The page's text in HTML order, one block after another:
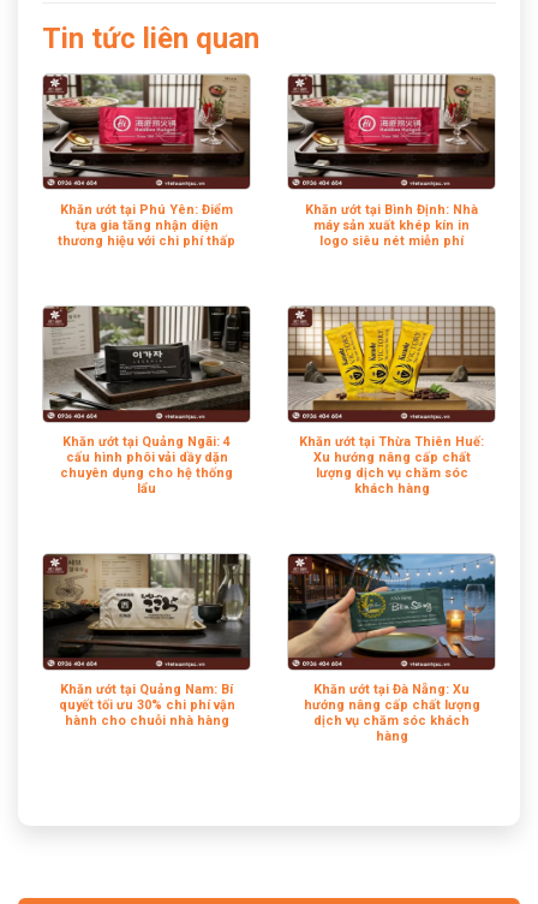
Tin tức liên quan
Khăn ướt tại Phú Yên: Điểm
tựa gia tăng nhận diện
thương hiệu với chi phí thấp
Khăn ướt tại Bình Định: Nhà
máy sản xuất khép kín in
logo siêu nét miễn phí
Khăn ướt tại Quảng Ngãi: 4
cấu hình phôi vải dầy dặn
chuyên dụng cho hệ thống
lẩu
Khăn ướt tại Thừa Thiên Huế:
Xu hướng nâng cấp chất
lượng dịch vụ chăm sóc
khách hàng
Khăn ướt tại Quảng Nam: Bí
quyết tối ưu 30% chi phí vận
hành cho chuỗi nhà hàng
Khăn ướt tại Đà Nẵng: Xu
hướng nâng cấp chất lượng
dịch vụ chăm sóc khách
hàng